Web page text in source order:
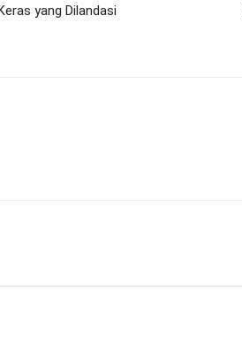
yang Dilandasi